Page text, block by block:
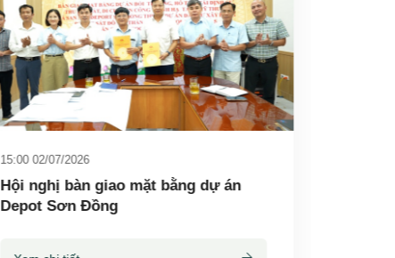
15:00 02/07/2026
Hội nghị bàn giao mặt bằng dự án
Depot Sơn Đồng